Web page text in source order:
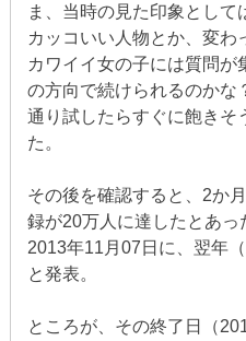
ま、当時の見た印象とし
カッコいい人物とか、変わ
カワイイ女の子には質問が
の方向で続けられるのかな
通り試したらすぐに飽きそ
た。
その後を確認すると、2か
録が20万人に達したとあ
2013年11月07日に、翌年
と発表。
ところが、その終了日（